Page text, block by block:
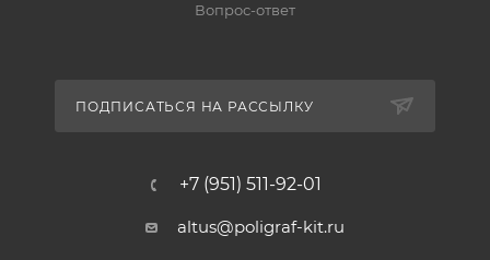
Вопрос-ответ
ПОДПИСАТЬСЯ НА РАССЫЛКУ
+7 (951) 511-92-01
altus@poligraf-kit.ru